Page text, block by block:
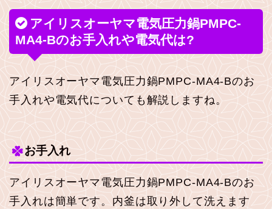
アイリスオーヤマ電気圧力鍋PMPC-
MA4-Bのお手入れや電気代は?
アイリスオーヤマ電気圧力鍋PMPC-MA4-Bのお
手入れや電気代についても解説しますね。
お手入れ
アイリスオーヤマ電気圧力鍋PMPC-MA4-Bのお
手入れは簡単です。内釜は取り外して洗えます